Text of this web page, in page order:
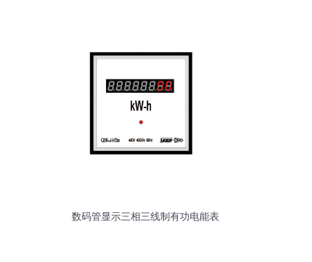
数码管显示三相三线制有功电能表